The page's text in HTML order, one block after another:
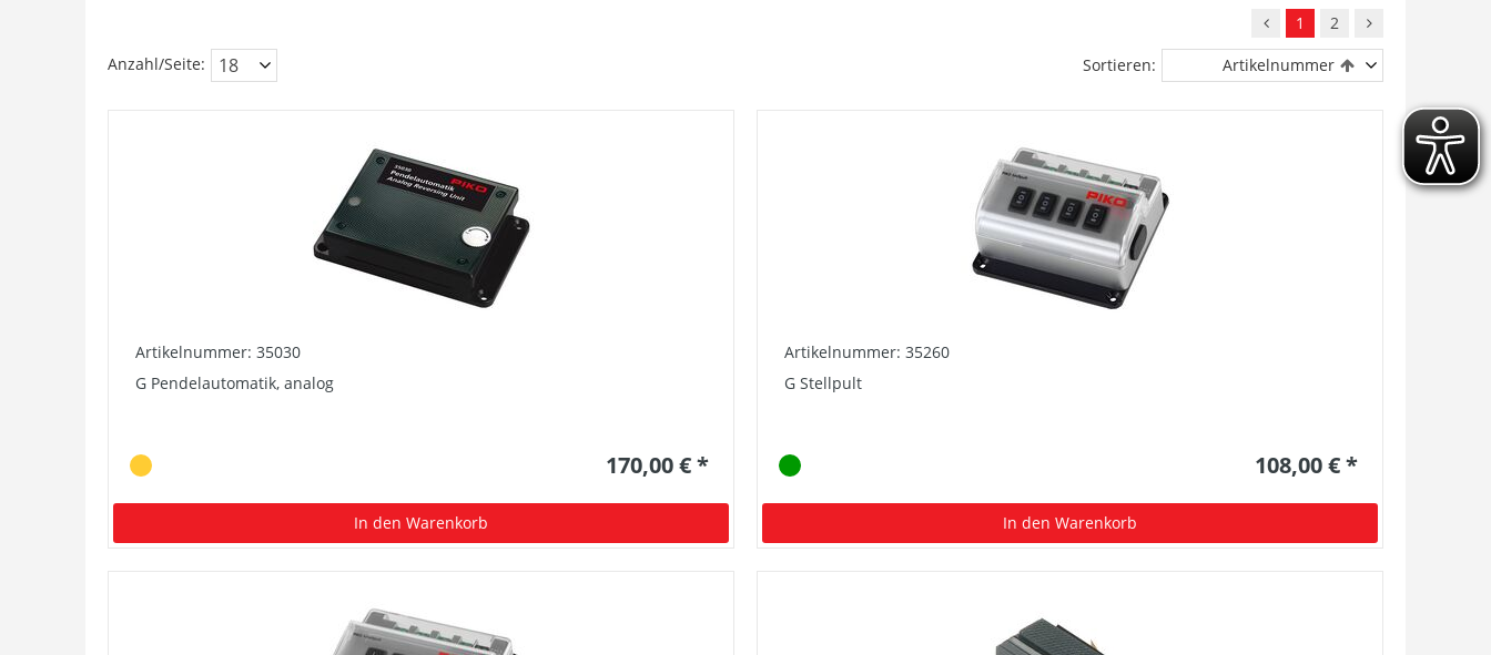
1
2
Anzahl/Seite:
Sortieren: Artikelnummer
Artikelnummer: 35030
G Pendelautomatik, analog
170,00 € *
In den Warenkorb
Artikelnummer: 35260
G Stellpult
108,00 € *
In den Warenkorb